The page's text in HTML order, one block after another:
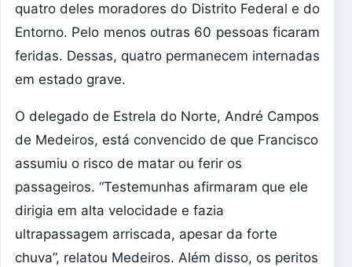
quatro deles moradores do Distrito Federal e do
Entorno. Pelo menos outras 60 pessoas ficaram
feridas. Dessas, quatro permanecem internadas
em estado grave.
O delegado de Estrela do Norte, André Campos
de Medeiros, está convencido de que Francisco
assumiu o risco de matar ou ferir os
passageiros. “Testemunhas afirmaram que ele
dirigia em alta velocidade e fazia
ultrapassagem arriscada, apesar da forte
chuva”, relatou Medeiros. Além disso, os peritos